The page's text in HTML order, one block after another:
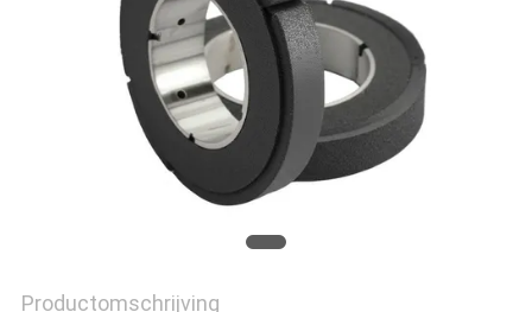
CONTACTEER
Productomschrijving